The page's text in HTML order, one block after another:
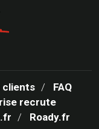
clients
FAQ
recrute
Roady.fr